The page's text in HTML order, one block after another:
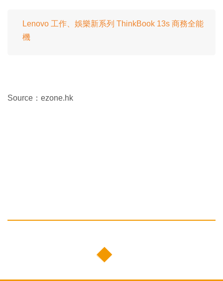
Lenovo 工作、娛樂新系列 ThinkBook 13s 商務全能
機
Source：ezone.hk